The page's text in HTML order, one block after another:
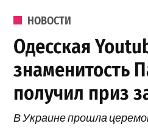
ОПУБЛИКОВАНО В
НОВОСТИ
Одесская
знаменитость
получил приз
В Украине прошла